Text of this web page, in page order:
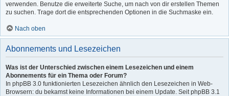
verwenden. Benutze die erweiterte Suche, um nach von dir erstellen Themen
zu suchen. Trage dort die entsprechenden Optionen in die Suchmaske ein.
Nach oben
Abonnements und Lesezeichen
Was ist der Unterschied zwischen einem Lesezeichen und einem
Abonnements für ein Thema oder Forum?
In phpBB 3.0 funktionierten Lesezeichen ähnlich den Lesezeichen in Web-
Browsern: du bekamst keine Informationen bei einem Update. Seit phpBB 3.1